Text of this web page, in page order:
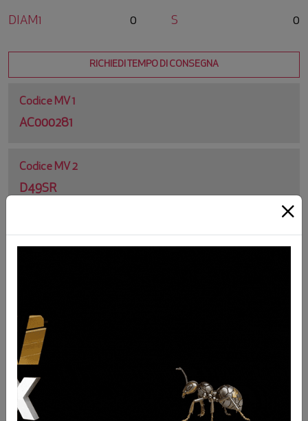
DIAM1 0 S 0
RICHIEDI TEMPO DI CONSEGNA
Codice MV 1
AC000281
Codice MV 2
D49SR
QTY
UM